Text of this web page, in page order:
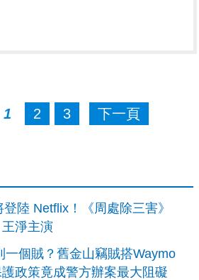
1 2 3 下一頁
登陸 Netflix！《周處除三害》
淨主演
一個賊？舊金山竊賊搭Waymo
政策竟成警方辦案最大阻礙